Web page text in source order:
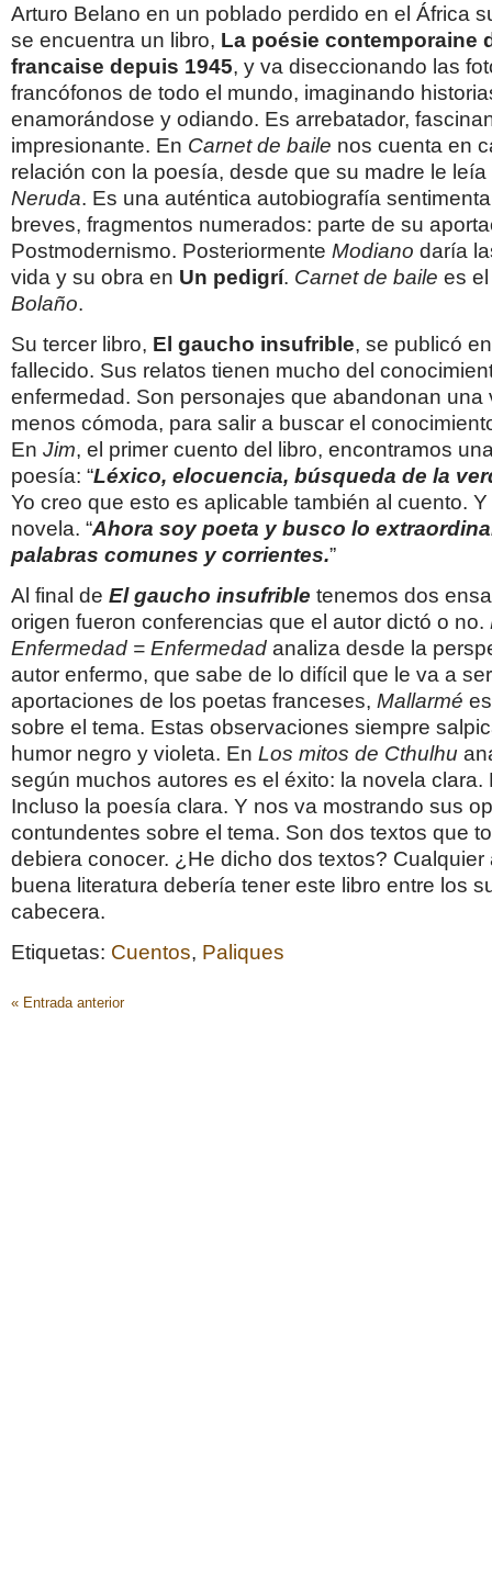
Arturo Belano en un poblado perdido en el África
se encuentra un libro, La poésie contemporaine
francaise depuis 1945, y va diseccionando las
francófonos de todo el mundo, imaginando
enamorándose y odiando. Es arrebatador,
impresionante. En Carnet de baile nos cuenta en
relación con la poesía, desde que su madre le
Neruda. Es una auténtica autobiografía
breves, fragmentos numerados: parte de su
Postmodernismo. Posteriormente Modiano daría
vida y su obra en Un pedigrí. Carnet de baile es
Bolaño.
Su tercer libro, El gaucho insufrible, se publicó
fallecido. Sus relatos tienen mucho del
enfermedad. Son personajes que abandonan una
menos cómoda, para salir a buscar el
En Jim, el primer cuento del libro, encontramos
poesía: “Léxico, elocuencia, búsqueda de la
Yo creo que esto es aplicable también al cuento.
novela. “Ahora soy poeta y busco lo
palabras comunes y corrientes.”
Al final de El gaucho insufrible tenemos dos
origen fueron conferencias que el autor dictó o no.
Enfermedad = Enfermedad analiza desde la
autor enfermo, que sabe de lo difícil que le va a
aportaciones de los poetas franceses, Mallarmé
sobre el tema. Estas observaciones siempre
humor negro y violeta. En Los mitos de Cthulhu
según muchos autores es el éxito: la novela clara.
Incluso la poesía clara. Y nos va mostrando sus
contundentes sobre el tema. Son dos textos que
debiera conocer. ¿He dicho dos textos? Cualquier
buena literatura debería tener este libro entre los
cabecera.
Etiquetas: Cuentos, Paliques
« Entrada anterior